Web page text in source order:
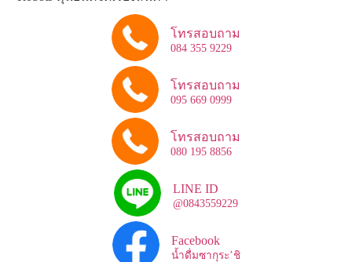
โทรสอบถาม
084 355 9229
โทรสอบถาม
095 669 0999
โทรสอบถาม
080 195 8856
LINE ID
@0843559229
Facebook
น้ำดื่มซากุระ’ชิ